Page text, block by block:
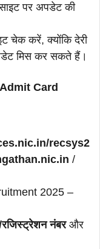
पर अपडेट की
चेक करें, क्योंकि देरी
मिस कर सकते हैं।
Card
recsys2
/
2025 –
नंबरऔर